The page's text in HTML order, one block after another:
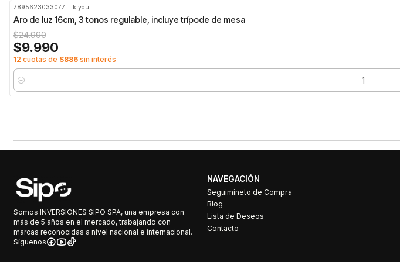
7895623033077 Tik you
Aro de luz 16cm, 3 tonos regulable, incluye trípode de mesa
$24.990
$9.990
12 cuotas de $886sin interés
Cantidad
Somos INVERSIONES SIPO SPA, una empresa con
más de 5 años en el mercado, trabajando con
marcas reconocidas a nivel nacional e internacional.
Síguenos
NAVEGACIÓN
Seguimineto de Compra
Blog
Lista de Deseos
Contacto